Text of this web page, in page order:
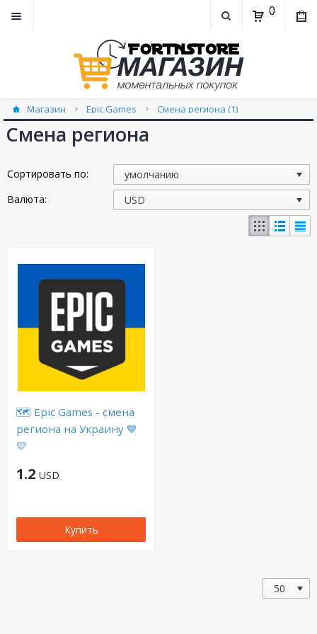
0
Магазин Epic Games Смена региона (1)
Смена региона
Сортировать по:
Валюта:
🗺️ Epic Games - смена
региона на Украину 💙
💛
1.2 USD
Купить